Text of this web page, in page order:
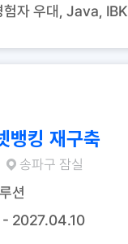
험자 우대, Java,
뱅킹 재구축
송파구 잠실
션
2027.04.10